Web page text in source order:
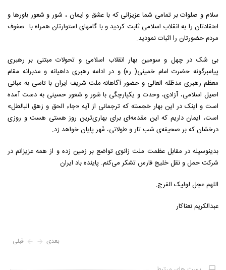
سلام و صلوات بر تمامی شما عزیزانی که با عشق و ایمان ، شور و شعور باورها و
اعتقادتان را به انقلاب اسلامی ثابت کردید و با گامهای استوارتان همراه با صفوف
مردم حضورتان را اثبات نمودید.
بی شک در چهل و سومین بهار انقلاب اسلامی و تحولات مبتنی بر رهبری
پیامبرگونه حضرت امام خمینی( ره) و در ادامه رهبری داهیانه و مدبرانه مقام
معظم رهبری مدظله العالی و حضور آگاهانه ملت شریف ایران با تاسی به مبانی
اصیل اسلامی، آزادی، وحدت و یکپارچگی با شور و شعور حسینی به دست آمده
است و اینک در این بهار خجسته که ترجمانی از آیه «جاء الحق و زهق البالطل»
است، ایمان داریم که این مقدمه‌ای برای بهاری‌ترین روز هستی هست و روزی
درخشان که بر صحیفه‏‌ی شب تار و طولانی، مُهر پایان خواهد زد.
بدینوسیله در مقابل عظمت ملت زانوی تواضع بر زمین زده و از همه عزیزانم در
شرکت حمل و نقل خلیج فارس تشکر می‌کنم. پاینده باد ایران
اللهم عجل لولیک الفرج.
عبدالکریم نعناکار
قبلی بعدی